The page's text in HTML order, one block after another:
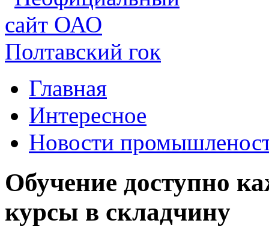
Главная
Интересное
Новости
Обучение доступно
курсы в складчину